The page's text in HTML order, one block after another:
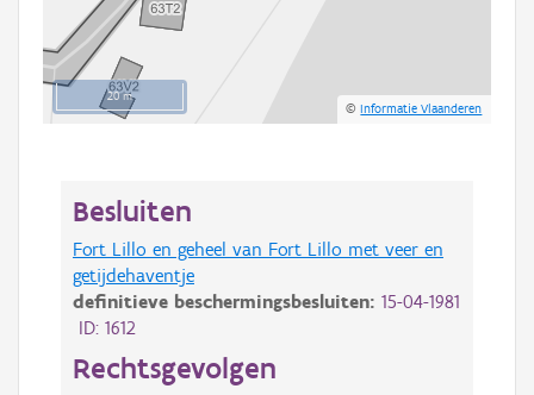
20 m
©Informatie Vlaanderen
Besluiten
Fort Lillo en geheel van Fort Lillo met veer en
getijdehaventje
definitieve beschermingsbesluiten: 15-04-1981
ID: 1612
Rechtsgevolgen